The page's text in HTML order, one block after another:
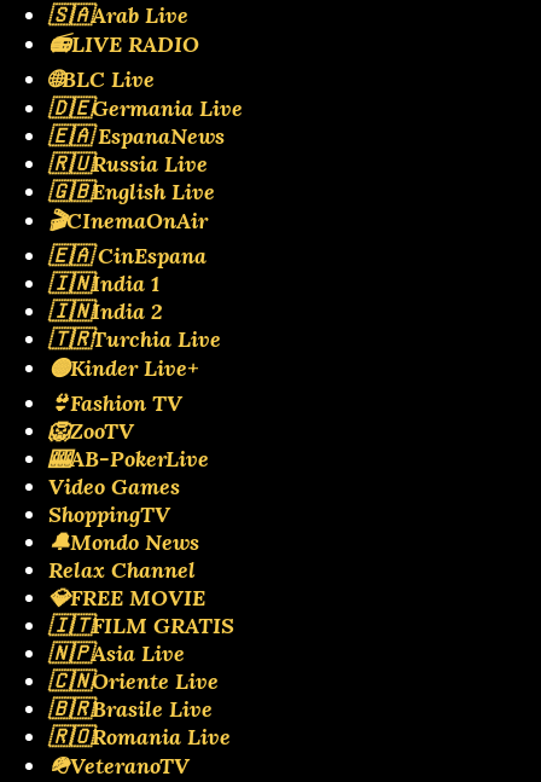
🇸🇦Arab Live
📻LIVE RADIO
🌐BLC Live
🇩🇪Germania Live
🇪🇦 EspanaNews
🇷🇺Russia Live
🇬🇧English Live
🎬CInemaOnAir
🇪🇦 CinEspana
🇮🇳India 1
🇮🇳India 2
🇹🇷Turchia Live
🟡Kinder Live+
👙Fashion TV
🦁ZooTV
🎰AB-PokerLive
Video Games
ShoppingTV
🔔Mondo News
Relax Channel
💎FREE MOVIE
🇮🇹FILM GRATIS
🇳🇵Asia Live
🇨🇳Oriente Live
🇧🇷Brasile Live
🇷🇴Romania Live
🪖VeteranoTV